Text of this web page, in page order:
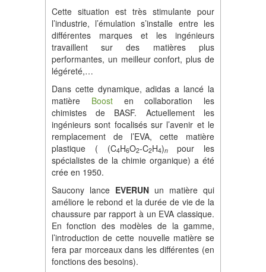
Cette situation est très stimulante pour
l’industrie, l’émulation s’installe entre les
différentes marques et les ingénieurs
travaillent sur des matières plus
performantes, un meilleur confort, plus de
légéreté,…
Dans cette dynamique, adidas a lancé la
matière Boosten collaboration les
chimistes de BASF. Actuellement les
ingénieurs sont focalisés sur l’avenir et le
remplacement de l’EVA, cette matière
plastique ( (C4H6O2-C2H4)n pour les
spécialistes de la chimie organique) a été
crée en 1950.
Saucony lance EVERUNun matière qui
améliore le rebond et la durée de vie de la
chaussure par rapport à un EVA classique.
En fonction des modèles de la gamme,
l’introduction de cette nouvelle matière se
fera par morceaux dans les différentes (en
fonctions des besoins).